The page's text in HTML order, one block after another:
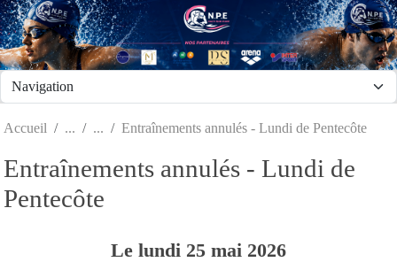
Accueil Entraînements annulés - Lundi de Pentecôte
Entraînements annulés - Lundi de
Pentecôte
Le lundi 25 mai 2026
Panneau de gestion des cookies